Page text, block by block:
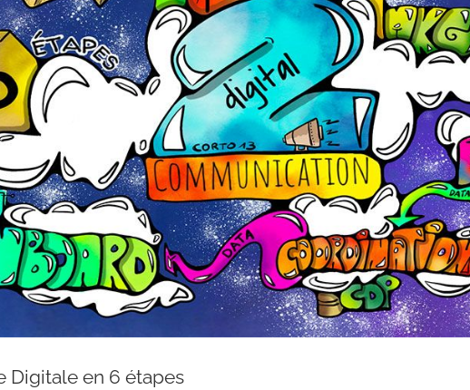
Digitale en 6 étapes